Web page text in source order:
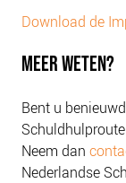
Download de
MEER WETEN?
Bent u
Neem dan
Nederlandse